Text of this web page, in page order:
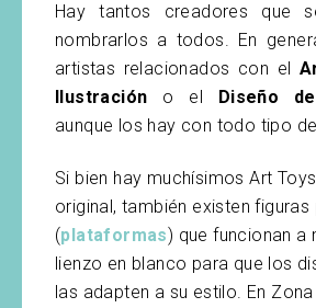
Hay tantos creadores que
nombrarlos a todos. En
artistas relacionados con el
Ilustración o el Diseño
aunque los hay con todo tipo
Si bien hay muchísimos Art
original, también existen figuras
(plataformas) que funcionan a
lienzo en blanco para que los
las adapten a su estilo. En